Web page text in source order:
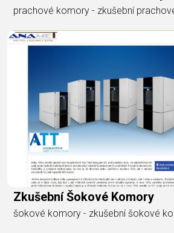
prachové komory - zkušební
Zkušební Šokové Komory
šokové komory - zkušební šokové